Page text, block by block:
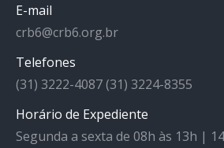
E-mail
crb6@crb6.org.br
Telefones
(31) 3222-4087 (31) 3224-8355
Horário de Expediente
Segunda a sexta de 08h às 13h |